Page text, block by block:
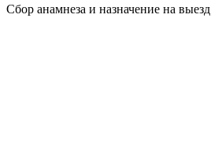
Сбор анамнеза и назначение на выезд